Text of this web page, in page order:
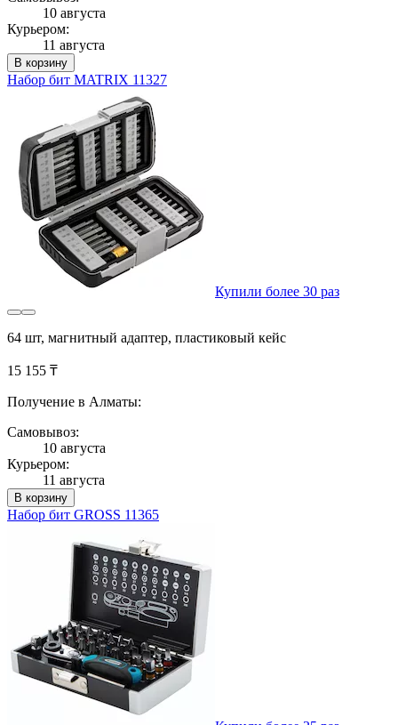
10 августа
Курьером:
11 августа
В корзину
Набор бит MATRIX 11327
Купили более 30 раз
64 шт, магнитный адаптер, пластиковый кейс
15 155 ₸
Получение в Алматы:
Самовывоз:
10 августа
Курьером:
11 августа
В корзину
Набор бит GROSS 11365